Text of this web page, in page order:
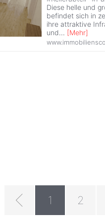
Diese helle und
befindet sich in
ihre attraktive
und... [Mehr]
1 2